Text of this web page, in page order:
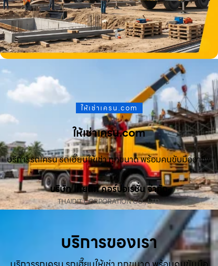
ให้เช่าเครน.com
ให้เช่าเครน.com
บริการรถเครน รถเฮี๊ยบให้เช่า ทุกขนาด พร้อมคนขับมืออาชีพ
บริษัท ไทยดิท คอร์ปอเรชั่น จำกัด
THAIDIT CORPORATION CO., LTD.
บริการของเรา